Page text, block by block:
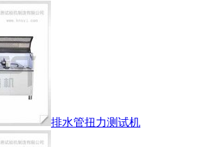
排水管扭力测试机